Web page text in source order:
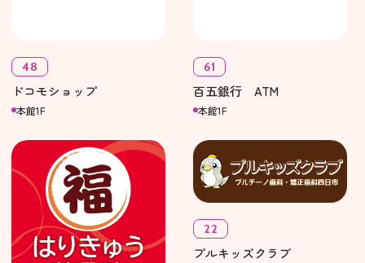
48
ドコモショップ
本館1F
61
百五銀行 ATM
本館1F
22
プルキッズクラブ